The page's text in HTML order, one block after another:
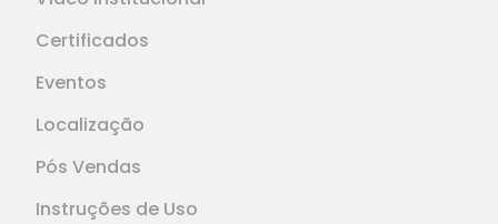
Certificados
Eventos
Localização
Pós Vendas
Instruções de Uso